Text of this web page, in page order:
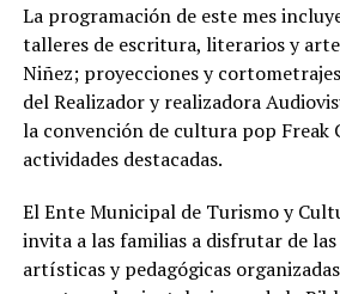
vecinos.
Tras la apertura de sobres, el
recorrido administrativo con la
Comisión de Estudio de Ofertas y
tendrá a su cargo la evaluación de
obra.
La programación de este mes
talleres de escritura, literarios y
Niñez; proyecciones y
del Realizador y realizadora
la convención de cultura pop Freak
actividades destacadas.
El Ente Municipal de Turismo y
invita a las familias a disfrutar de
artísticas y pedagógicas